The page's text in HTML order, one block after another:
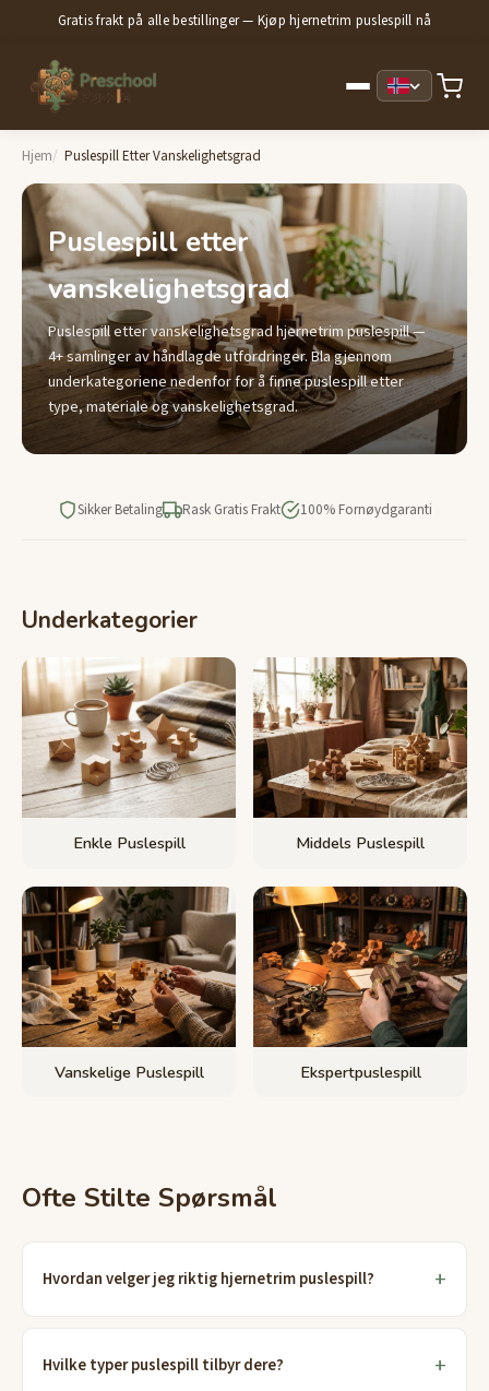
Gratis frakt på alle bestillinger — Kjøp hjernetrim puslespill nå
Hjem Puslespill Etter Vanskelighetsgrad
Puslespill etter
vanskelighetsgrad
Puslespill etter vanskelighetsgrad hjernetrim puslespill —
4+ samlinger av håndlagde utfordringer. Bla gjennom
underkategoriene nedenfor for å finne puslespill etter
type, materiale og vanskelighetsgrad.
Sikker Betaling Rask Gratis Frakt 100% Fornøydgaranti
Underkategorier
Enkle Puslespill Middels Puslespill
Vanskelige Puslespill Ekspertpuslespill
Ofte Stilte Spørsmål
Hvordan velger jeg riktig hjernetrim puslespill?
Hvilke typer puslespill tilbyr dere?